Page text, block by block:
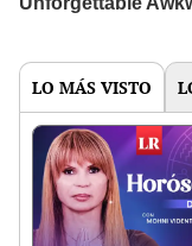
LO MÁS VISTO